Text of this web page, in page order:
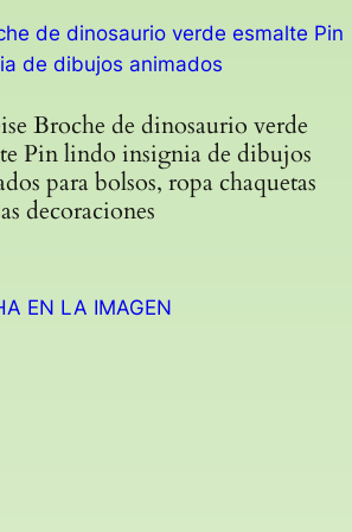
Broche de dinosaurio verde
Pin lindo insignia de dibujos
para bolsos, ropa chaquetas
decoraciones
EN LA IMAGEN